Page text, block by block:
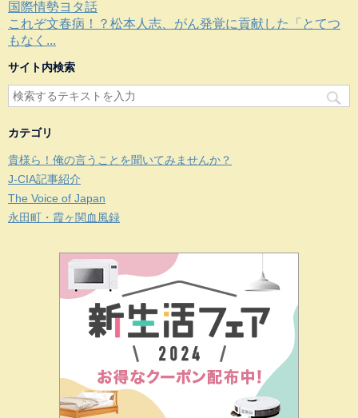
国際情勢ヨタ話
これぞ文春病！？松本人志、がん発覚に貢献した「とてつ
もなく...
サイト内検索
カテゴリ
貴様ら！俺の言うことを聞いてみませんか？
J-CIA記事紹介
The Voice of Japan
永田町・霞ヶ関血風録